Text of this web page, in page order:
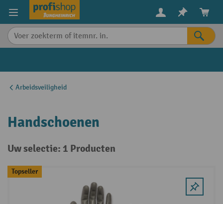
content
Arbeidsveiligheid
Handschoenen
Uw selectie: 1 Producten
Topseller